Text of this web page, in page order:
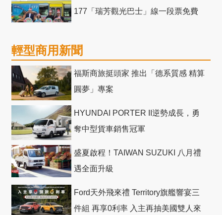
177「瑞芳觀光巴士」線一段票免費
輕型商用新聞
福斯商旅挺頭家 推出「德系質感 精算
圓夢」專案
HYUNDAI PORTER II逆勢成長，勇
奪中型貨車銷售冠軍
盛夏啟程！TAIWAN SUZUKI 八月禮
遇全面升級
Ford天外飛來禮 Territory旗艦響宴三
件組 再享0利率 入主再抽美國雙人來